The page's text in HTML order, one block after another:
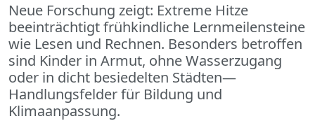
Neue Forschung zeigt: Extreme Hitze
beeinträchtigt frühkindliche Lernmeilensteine
wie Lesen und Rechnen. Besonders betroffen
sind Kinder in Armut, ohne Wasserzugang
oder in dicht besiedelten Städten—
Handlungsfelder für Bildung und
Klimaanpassung.